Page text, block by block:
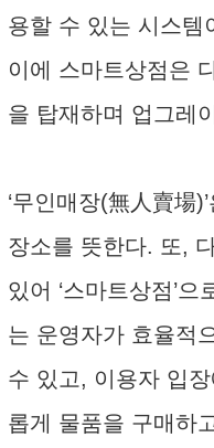
용할 수 있는 시스템
이에 스마트상점은
을 탑재하며 업그레
‘무인매장(無人賣場
장소를 뜻한다. 또,
있어 ‘스마트상점’
는 운영자가 효율적
수 있고, 이용자 입
롭게 물품을 구매하